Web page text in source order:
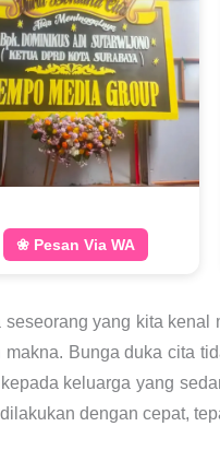
❀ Pesan Via WA
seseorang yang kita
makna. Bunga duka cita
keluarga yang
dengan cepat,